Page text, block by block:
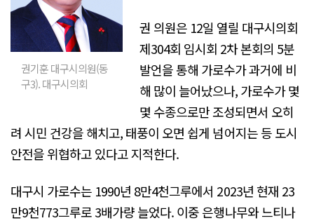
권기훈 대구시의원(동
구3). 대구시의회
권 의원은 12일 열릴 대구시의회
제304회 임시회 2차 본회의 5분
발언을 통해 가로수가 과거에 비
해 많이 늘어났으나, 가로수가 몇
몇 수종으로만 조성되면서 오히
려 시민 건강을 해치고, 태풍이 오면 쉽게 넘어지는 등 도시
안전을 위협하고 있다고 지적한다.
대구시 가로수는 1990년 8만4천그루에서 2023년 현재 23
만9천773그루로 3배가량 늘었다. 이중 은행나무와 느티나